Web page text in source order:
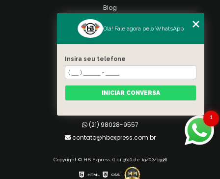
Blog
Categorias
Mapa do site
Contato
Taquara, Rio de Janeiro
(21) 98028-9557
(21) 98028-9557
contato@hbexpress.com.br
Copyright © HB Express. (Lei 9610 de 19/02/1998)
HTML CSS
1
Olá! Fale agora pelo WhatsApp
Insira seu telefone
INICIAR CONVERSA